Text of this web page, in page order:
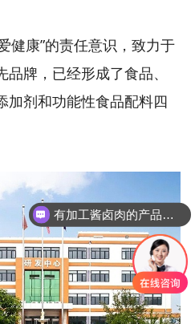
健康”的责任意识，致力于
牌，已经形成了食品、
加剂和功能性食品配料四
你们有复配增稠剂吗？